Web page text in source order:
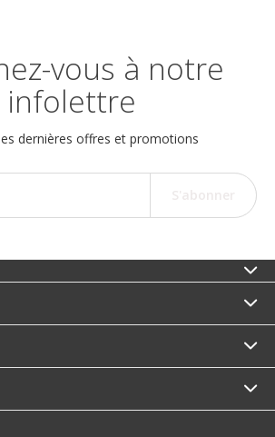
vous à notre
infolettre
dernières offres et promotions